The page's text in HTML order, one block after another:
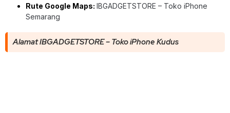
Rute Google Maps: IBGADGETSTORE – Toko iPhone
Semarang
Alamat IBGADGETSTORE – Toko iPhone Kudus